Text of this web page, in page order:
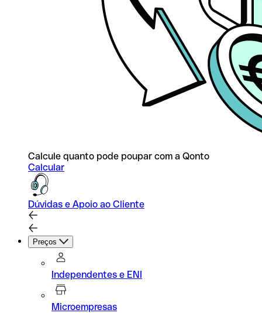
Calcule quanto pode poupar com a Qonto
Calcular
Dúvidas e Apoio ao Cliente
Preços
Independentes e ENI
Microempresas